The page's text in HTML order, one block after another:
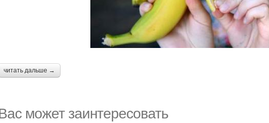
читать дальше →
может заинтересовать